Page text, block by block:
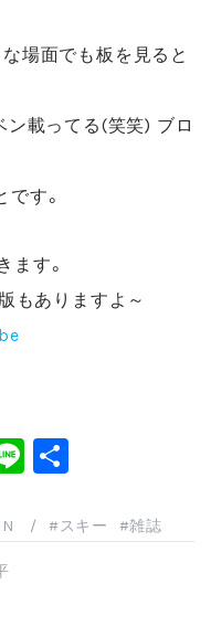
場面でも板を見ると
ン載ってる(笑笑) ブロ
す。
ます。
もありますよ～
Li
n
e/ スキー
雑誌